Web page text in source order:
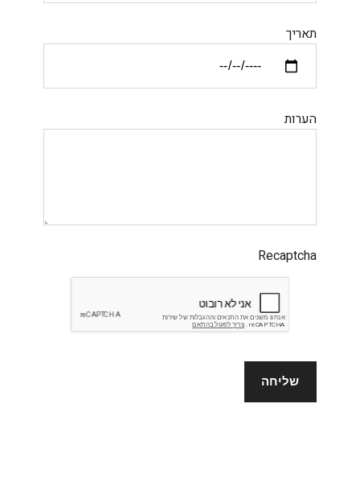
תאריך
הערות
Recaptcha